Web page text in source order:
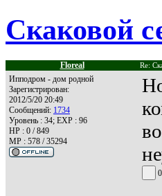
Скаковой
Floreal Re:
Ипподром - дом родной
Зарегистрирован:
2012/5/20 20:49
Сообщений: 1734
Уровень : 34; EXP : 96
HP : 0 / 849
MP : 578 / 35294
0